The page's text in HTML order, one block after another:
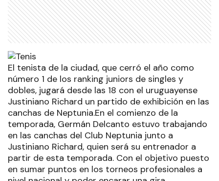
El tenista de la ciudad, que cerró el año como
número 1 de los ranking juniors de singles y
dobles, jugará desde las 18 con el uruguayense
Justiniano Richard un partido de exhibición en las
canchas de Neptunia.En el comienzo de la
temporada, Germán Delcanto estuvo trabajando
en las canchas del Club Neptunia junto a
Justiniano Richard, quien será su entrenador a
partir de esta temporada. Con el objetivo puesto
en sumar puntos en los torneos profesionales a